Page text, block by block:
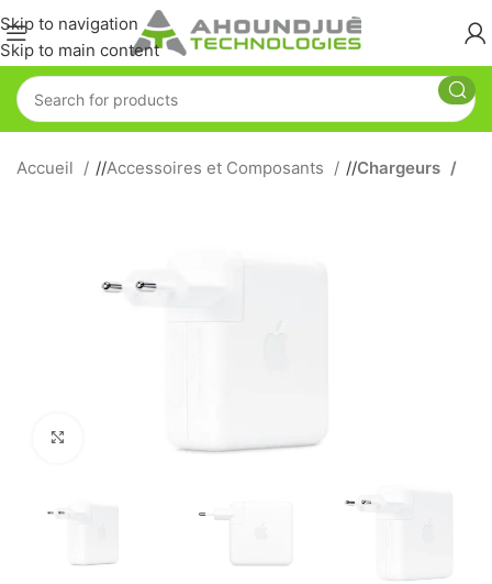
Skip to navigation
Skip to main content
Accueil / Accessoires et Composants / Chargeurs